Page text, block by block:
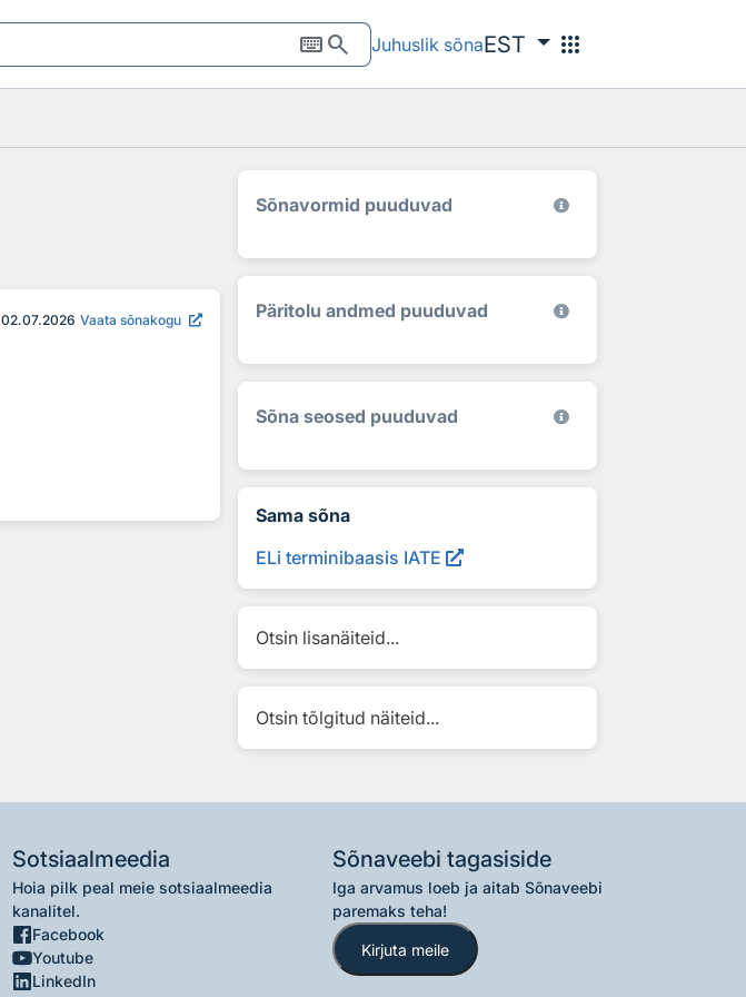
keyboardsearch Juhuslik sõnaEST apps
02.07.2026 Vaata sõnakogu
Sõnavormid puuduvad
Päritolu andmed puuduvad
Sõna seosed puuduvad
Sama sõna
ELi terminibaasis IATE
Otsin lisanäiteid...
Otsin tõlgitud näiteid...
Sotsiaalmeedia
Hoia pilk peal meie sotsiaalmeedia
kanalitel.
Facebook
Youtube
LinkedIn
Sõnaveebi tagasiside
Iga arvamus loeb ja aitab Sõnaveebi
paremaks teha!
Kirjuta meile